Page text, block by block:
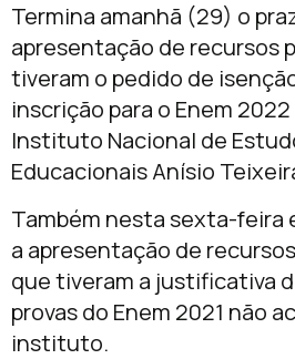
Termina amanhã (29) o
apresentação de recursos
tiveram o pedido de
inscrição para o Enem
Instituto Nacional de
Educacionais Anísio
Também nestasexta-feira
a apresentação de
que tiveram a justificativa
provas do Enem 2021 não
instituto.